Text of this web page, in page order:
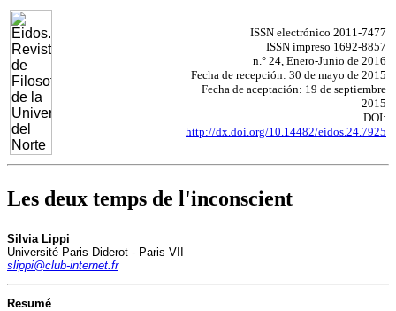
ISSN electrónico 2011-7477
ISSN impreso 1692-8857
n.° 24, Enero-Junio de 2016
Fecha de recepción: 30 de mayo de 2015
Fecha de aceptación: 19 de septiembre
2015
DOI:
http://dx.doi.org/10.14482/eidos.24.7925
Les deux temps de l'inconscient
Silvia Lippi
Université Paris Diderot - Paris VII
slippi@club-internet.fr
Resumé